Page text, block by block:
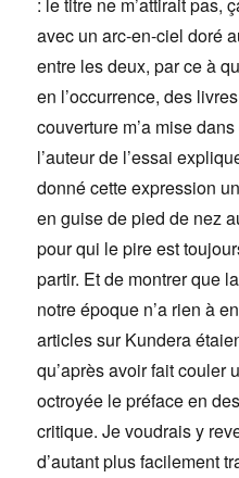
: le titre ne m’attirait pas,
avec un arc-en-ciel doré
entre les deux, par ce à
en l’occurrence, des
couverture m’a mise
l’auteur de l’essai
donné cette expression
en guise de pied de nez
pour qui le pire est
partir. Et de montrer que
notre époque n’a rien à
articles sur Kundera
qu’après avoir fait couler
octroyée le préface en
critique. Je voudrais y
d’autant plus facilement